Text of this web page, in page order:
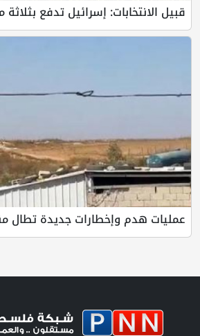
قبيل الانتخابات: إسرائيل تدفع
عمليات هدم وإخطارات جديدة تطال